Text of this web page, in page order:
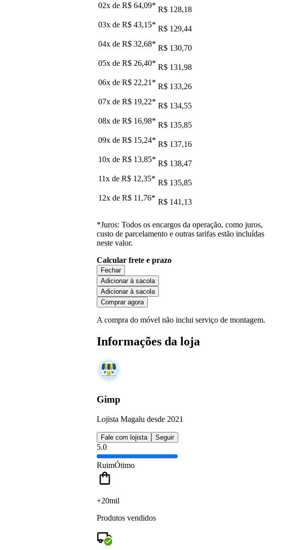
02x de R$ 64,09* R$ 128,18
03x de R$ 43,15* R$ 129,44
04x de R$ 32,68* R$ 130,70
05x de R$ 26,40* R$ 131,98
06x de R$ 22,21 * R$ 133,26
07x de R$ 19,22* R$ 134,55
08x de R$ 16,98* R$ 135,85
09x de R$ 15,24* R$ 137,16
10x de R$ 13,85* R$ 138,47
11x de R$ 12,35* R$ 135,85
12x de R$ 11,76* R$ 141,13
*Juros: Todos os encargos da operação, como juros,
custo de parcelamento e outras tarifas estão incluídas
neste valor.
Calcular frete e prazo
Fechar
Adicionar à sacola
Adicionar à sacola
Comprar agora
A compra do móvel não inclui serviço de montagem.
Informações da loja
Gimp
Lojista Magalu desde 2021
Fale com lojista Seguir
5.0
RuimÓtimo
+20mil
Produtos vendidos